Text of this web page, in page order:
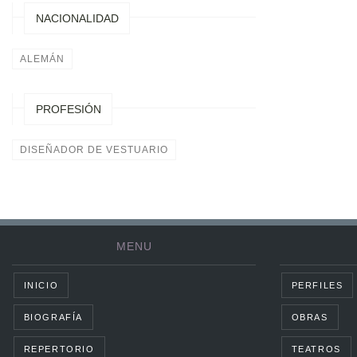
NACIONALIDAD
ALEMÁN
PROFESIÓN
DISEÑADOR DE VESTUARIO
MENU
INICIO
BIOGRAFÍA
REPERTORIO
PERFILES
OBRAS
TEATROS